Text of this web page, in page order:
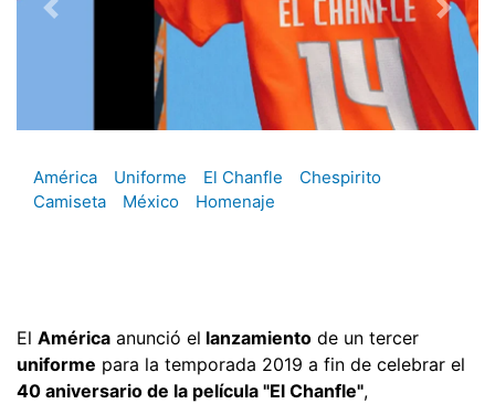
América Uniforme El Chanfle
Chespirito
Camiseta
México Homenaje
El América anunció el lanzamiento de un tercer
uniforme para la temporada 2019 a fin de celebrar el
40 aniversario de la película "El Chanfle",